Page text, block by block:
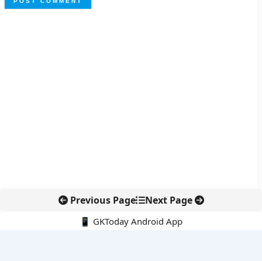
Previous Page Next Page
📱 GKToday Android App